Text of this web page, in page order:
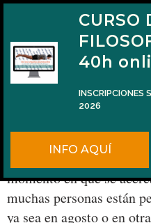
Viajar a la India
Ya es esa época del año
momento en que se
muchas personas están
ya sea en agosto o en
CURSO
40h
INSCRIPCIONES
2026
INFO AQUÍ